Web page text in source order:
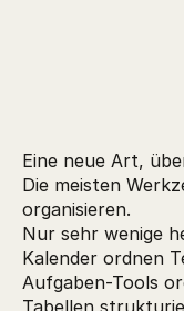
Eine neue Art,
Die meisten
organisieren.
Nur sehr wenige
Kalender ordnen
Aufgaben-Tools
Tabellen